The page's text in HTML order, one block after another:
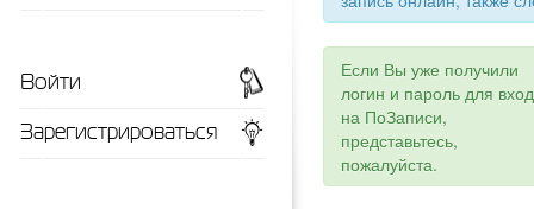
Если Вы уже получили
логин и пароль для
на ПоЗаписи,
представьтесь,
пожалуйста.
Войти
Зарегистрироваться